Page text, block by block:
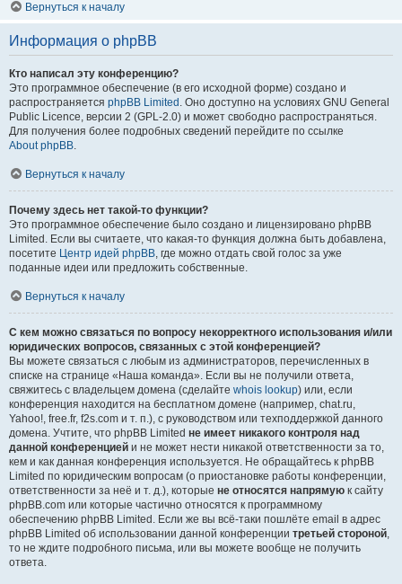
Вернуться к началу
Информация о phpBB
Кто написал эту конференцию?
Это программное обеспечение (в его исходной форме) создано и
распространяется phpBB Limited . Оно доступно на условиях GNU General
Public Licence, версии 2 (GPL-2.0) и может свободно распространяться.
Для получения более подробных сведений перейдите по ссылке
About phpBB.
Вернуться к началу
Почему здесь нет такой-то функции?
Это программное обеспечение было создано и лицензировано phpBB
Limited. Если вы считаете, что какая-то функция должна быть добавлена,
посетите Центр идей phpBB, где можно отдать свой голос за уже
поданные идеи или предложить собственные.
Вернуться к началу
С кем можно связаться по вопросу некорректного использования и/или
юридических вопросов, связанных с этой конференцией?
Вы можете связаться с любым из администраторов, перечисленных в
списке на странице «Наша команда». Если вы не получили ответа,
свяжитесь с владельцем домена (сделайте whois lookup) или, если
конференция находится на бесплатном домене (например, chat.ru,
Yahoo!, free.fr, f2s.com и т. п.), с руководством или техподдержкой данного
домена. Учтите, что phpBB Limited не имеет никакого контроля над
данной конференцией и не может нести никакой ответственности за то,
кем и как данная конференция используется. Не обращайтесь к phpBB
Limited по юридическим вопросам (о приостановке работы конференции,
ответственности за неё и т. д.), которые не относятся напрямую к сайту
phpBB.com или которые частично относятся к программному
обеспечению phpBB Limited. Если же вы всё-таки пошлёте email в адрес
phpBB Limited об использовании данной конференции третьей стороной,
то не ждите подробного письма, или вы можете вообще не получить
ответа.